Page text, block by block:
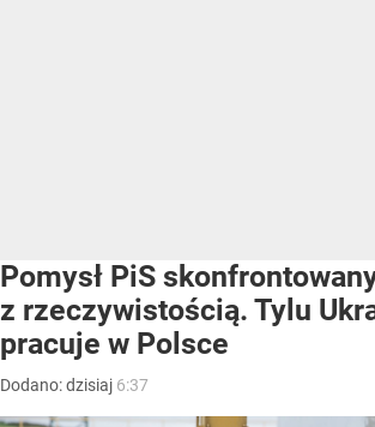
Pomysł PiS
z rzeczywistością. Tylu
pracuje w Polsce
Dodano:dzisiaj 6:37